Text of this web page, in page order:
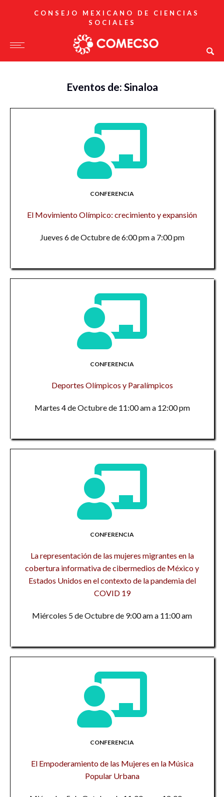
CONSEJO MEXICANO DE CIENCIAS
SOCIALES
Eventos de: Sinaloa
CONFERENCIA
El Movimiento Olímpico: crecimiento y expansión
Jueves 6 de Octubre de 6:00 pm a 7:00 pm
CONFERENCIA
Deportes Olímpicos y Paralímpicos
Martes 4 de Octubre de 11:00 am a 12:00 pm
CONFERENCIA
La representación de las mujeres migrantes en la
cobertura informativa de cibermedios de México y
Estados Unidos en el contexto de la pandemia del
COVID 19
Miércoles 5 de Octubre de 9:00 am a 11:00 am
CONFERENCIA
El Empoderamiento de las Mujeres en la Música
Popular Urbana